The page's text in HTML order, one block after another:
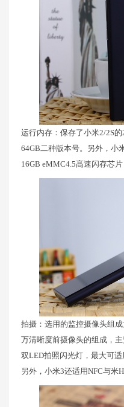
运行内存：保存了小米2/2S
64GB二种版本号。另外，小
16GB eMMC4.5髙速闪存芯
拍摄：选用的监控摄像头组
万清晰度前摄像头的组成，
双LED拍照闪光灯，最大可适
另外，小米3还适用NFC与米